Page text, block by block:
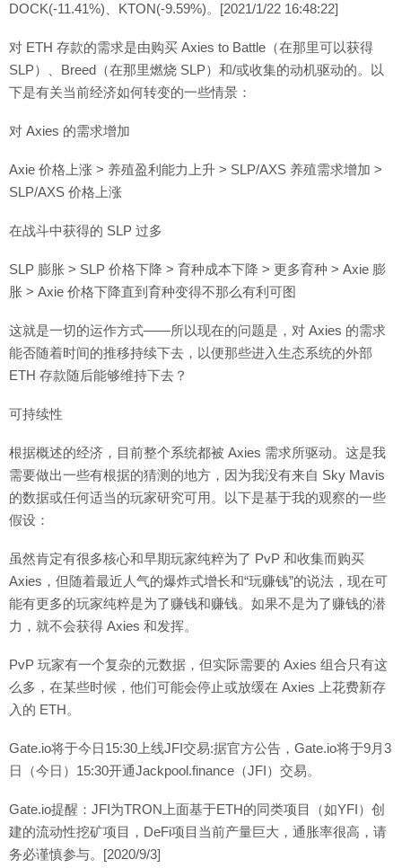
DOCK(-11.41%)、KTON(-9.59%)。[2021/1/22 16:48:22]
对 ETH 存款的需求是由购买 Axies to Battle（在那里可以获得
SLP）、Breed（在那里燃烧 SLP）和/或收集的动机驱动的。以
下是有关当前经济如何转变的一些情景：
对 Axies 的需求增加
Axie 价格上涨 > 养殖盈利能力上升 > SLP/AXS 养殖需求增加 >
SLP/AXS 价格上涨
在战斗中获得的 SLP 过多
SLP 膨胀 > SLP 价格下降 > 育种成本下降 > 更多育种 > Axie 膨
胀 > Axie 价格下降直到育种变得不那么有利可图
这就是一切的运作方式——所以现在的问题是，对 Axies 的需求
能否随着时间的推移持续下去，以便那些进入生态系统的外部
ETH 存款随后能够维持下去？
可持续性
根据概述的经济，目前整个系统都被 Axies 需求所驱动。这是我
需要做出一些有根据的猜测的地方，因为我没有来自 Sky Mavis
的数据或任何适当的玩家研究可用。以下是基于我的观察的一些
假设：
虽然肯定有很多核心和早期玩家纯粹为了 PvP 和收集而购买
Axies，但随着最近人气的爆炸式增长和“玩赚钱”的说法，现在可
能有更多的玩家纯粹是为了赚钱和赚钱。如果不是为了赚钱的潜
力，就不会获得 Axies 和发挥。
PvP 玩家有一个复杂的元数据，但实际需要的 Axies 组合只有这
么多，在某些时候，他们可能会停止或放缓在 Axies 上花费新存
入的 ETH。
Gate.io将于今日15:30上线JFI交易:据官方公告，Gate.io将于9月3
日（今日）15:30开通Jackpool.finance（JFI）交易。
Gate.io提醒：JFI为TRON上面基于ETH的同类项目（如YFI）创
建的流动性挖矿项目，DeFi项目当前产量巨大，通胀率很高，请
务必谨慎参与。[2020/9/3]